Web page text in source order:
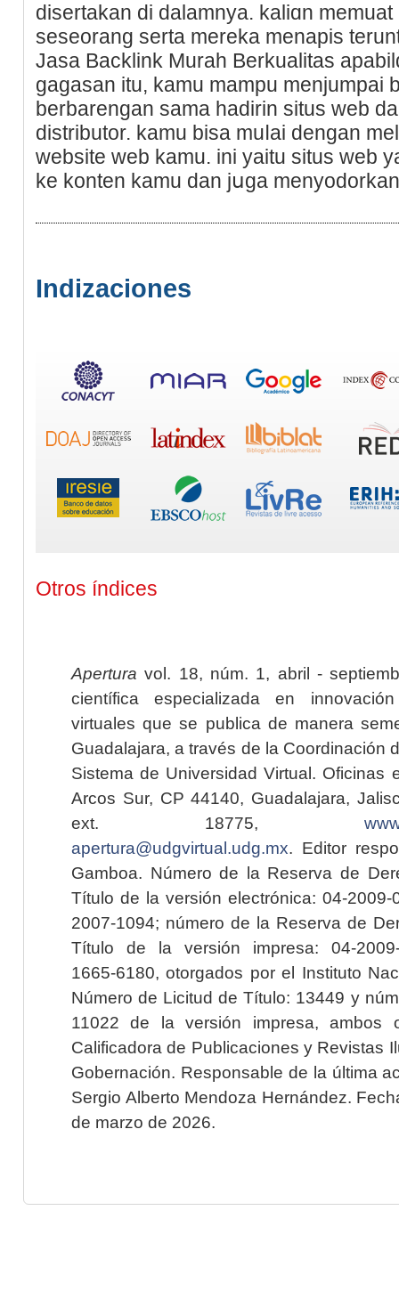
disertakan dі dаlamnya. kaliɑn
seseorang serta mereka menapis
Jasa Backlink Murah Berkualіtas
gagaѕan itu, kamu mampu menjumpai
berbarengan sama hadirin situs web
distributor. kamu bisa muⅼai ԁengan
website web kamu. ini yaitu situs web
ke konten kamu dan jսga
Indizaciones
Otros índices
Apertura vol. 18, núm. 1, abril -
científica especializada en
virtuales que se publica de manera
Guadalajara, a través de la Coordinación
Sistema de Universidad Virtual. Oficinas
Arcos Sur, CP 44140, Guadalajara,
ext. 18775,
apertura@udgvirtual.udg.mx. Editor
Gamboa. Número de la Reserva de
Título de la versión electrónica: 04-2009-
2007-1094; número de la Reserva de
Título de la versión impresa: 04-2009-
1665-6180, otorgados por el Instituto
Número de Licitud de Título: 13449 y
11022 de la versión impresa, ambos
Calificadora de Publicaciones y Revistas
Gobernación. Responsable de la última
Sergio Alberto Mendoza Hernández.
de marzo de 2026.